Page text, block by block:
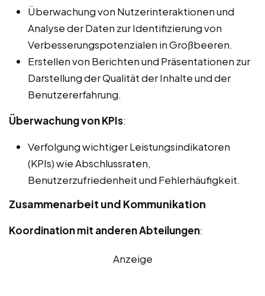
Überwachung von Nutzerinteraktionen und
Analyse der Daten zur Identifizierung von
Verbesserungspotenzialen in Großbeeren.
Erstellen von Berichten und Präsentationen zur
Darstellung der Qualität der Inhalte und der
Benutzererfahrung.
Überwachung von KPIs:
Verfolgung wichtiger Leistungsindikatoren
(KPIs) wie Abschlussraten,
Benutzerzufriedenheit und Fehlerhäufigkeit.
Zusammenarbeit und Kommunikation
Koordination mit anderen Abteilungen:
Anzeige